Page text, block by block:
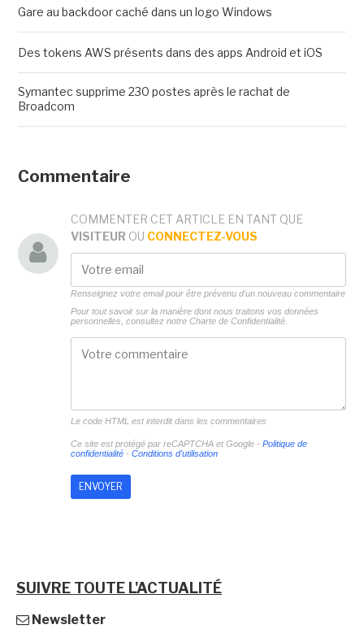
Gare au backdoor caché dans un logo Windows
Des tokens AWS présents dans des apps Android et iOS
Symantec supprime 230 postes après le rachat de
Broadcom
Commentaire
COMMENTER CET ARTICLE EN TANT QUE
VISITEUR OU CONNECTEZ-VOUS
Renseignez votre email pour être prévenu d'un nouveau commentaire
Pour tout savoir sur la manière dont nous traitons vos données
personnelles, consultez notre Charte de Confidentialité.
Le code HTML est interdit dans les commentaires
Ce site est protégé par reCAPTCHA et Google - Politique de
confidentialité- Conditions d'utilisation
SUIVRE TOUTE L'ACTUALITÉ
Newsletter